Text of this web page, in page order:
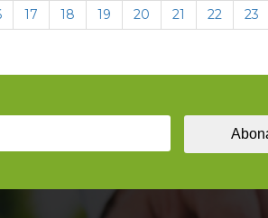
17 18 19 20 21 22 23